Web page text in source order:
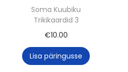
Soma Kuubiku
Trikikaardid 3
€10.00
Lisa päringusse